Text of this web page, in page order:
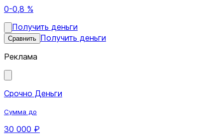
0-0,8 %
Получить деньги
Сравнить Получить деньги
Реклама
Срочно Деньги
Сумма до
30 000 ₽